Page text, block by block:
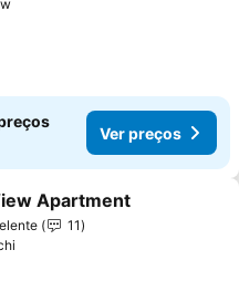
Ver preços
aos favoritos
Apartment
11